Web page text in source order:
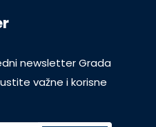
newsletter Grada
važne i korisne